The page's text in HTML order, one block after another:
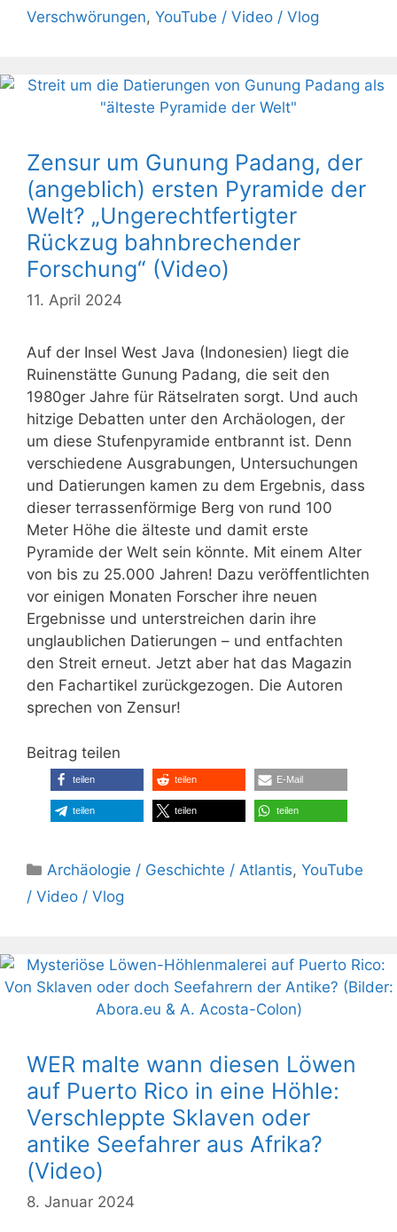
Verschwörungen, YouTube / Video / Vlog
Zensur um Gunung Padang, der
(angeblich) ersten Pyramide der
Welt? „Ungerechtfertigter
Rückzug bahnbrechender
Forschung“ (Video)
11. April 2024
Auf der Insel West Java (Indonesien) liegt die
Ruinenstätte Gunung Padang, die seit den
1980ger Jahre für Rätselraten sorgt. Und auch
hitzige Debatten unter den Archäologen, der
um diese Stufenpyramide entbrannt ist. Denn
verschiedene Ausgrabungen, Untersuchungen
und Datierungen kamen zu dem Ergebnis, dass
dieser terrassenförmige Berg von rund 100
Meter Höhe die älteste und damit erste
Pyramide der Welt sein könnte. Mit einem Alter
von bis zu 25.000 Jahren! Dazu veröffentlichten
vor einigen Monaten Forscher ihre neuen
Ergebnisse und unterstreichen darin ihre
unglaublichen Datierungen – und entfachten
den Streit erneut. Jetzt aber hat das Magazin
den Fachartikel zurückgezogen. Die Autoren
sprechen von Zensur!
Beitrag teilen
teilen teilen E-Mail
teilen teilen teilen
Kategorien
Archäologie / Geschichte / Atlantis,YouTube
/ Video / Vlog
WER malte wann diesen Löwen
auf Puerto Rico in eine Höhle:
Verschleppte Sklaven oder
antike Seefahrer aus Afrika?
(Video)
8. Januar 2024